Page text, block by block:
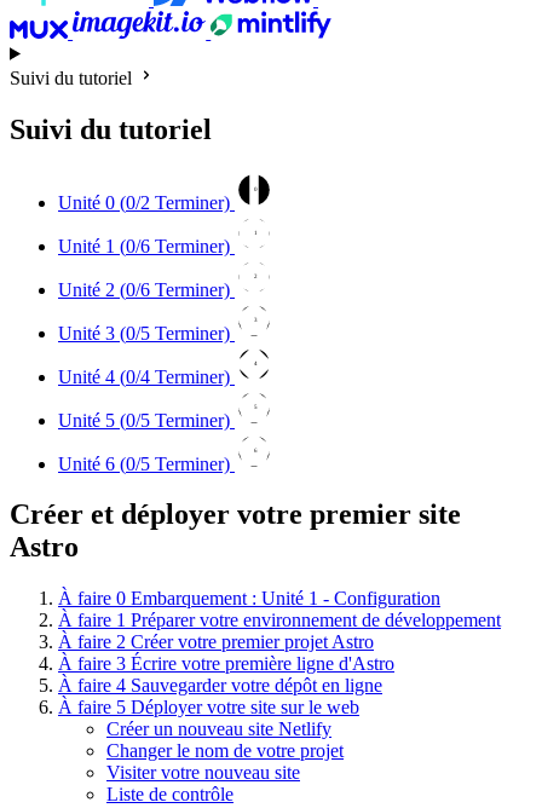
Suivi du tutoriel
Suivi du tutoriel
Unité 0 (0/2 Terminer)
0
Unité 1 (0/6 Terminer)
1
Unité 2 (0/6 Terminer)
2
Unité 3 (0/5 Terminer)
3
Unité 4 (0/4 Terminer)
4
Unité 5 (0/5 Terminer)
5
Unité 6 (0/5 Terminer)
6
Créer et déployer votre premier site
Astro
À faire 0 Embarquement : Unité 1 - Configuration
À faire 1 Préparer votre environnement de développement
À faire 2 Créer votre premier projet Astro
À faire 3 Écrire votre première ligne d'Astro
À faire 4 Sauvegarder votre dépôt en ligne
À faire 5 Déployer votre site sur le web
Créer un nouveau site Netlify
Changer le nom de votre projet
Visiter votre nouveau site
Liste de contrôle